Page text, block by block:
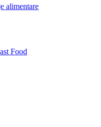
alimentare
Food